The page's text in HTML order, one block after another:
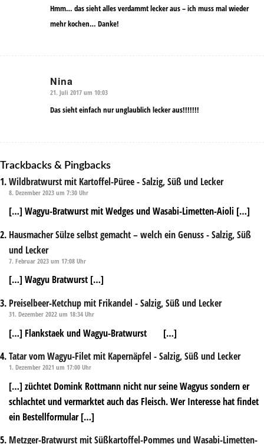
Hmm… das sieht alles verdammt lecker aus – ich muss mal wieder
mehr kochen… Danke!
Nina
sagte:
21. Juli 2017 um 10:03
Das sieht einfach nur unglaublich lecker aus!!!!!!!
Trackbacks & Pingbacks
Wildbratwurst mit Kartoffel-Püree - Salzig, Süß und Lecker
8. Dezember 2023 um 7:30 Uhr
[…] Wagyu-Bratwurst mit Wedges und Wasabi-Limetten-Aioli […]
Hausmacher Sülze selbst gemacht – welch ein Genuss - Salzig, Süß
und Lecker
7. Februar 2023 um 17:08 Uhr
[…] Wagyu Bratwurst […]
Preiselbeer-Ketchup mit Frikandel - Salzig, Süß und Lecker
31. Dezember 2022 um 18:34 Uhr
[…] Flankstaek und Wagyu-Bratwurst […]
Tatar vom Wagyu-Filet mit Kapernäpfel - Salzig, Süß und Lecker
1. Dezember 2021 um 17:00 Uhr
[…] züchtet Domink Rottmann nicht nur seine Wagyus sondern er
schlachtet und vermarktet auch das Fleisch. Wer Interesse hat findet
ein Bestellformular […]
Metzger-Bratwurst mit Süßkartoffel-Pommes und Wasabi-Limetten-